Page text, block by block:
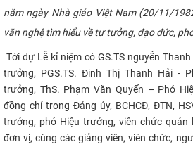
KHOA HỌC CÔNG NGHỆ
HTQT
CỰU NGƯỜI HỌC
năm ngày Nhà giáo Việt Nam (20/11/
văn nghệ tìm hiểu về tư tưởng, đạo đức,
Tới dự Lễ kỉ niệm có GS.TS nguyễn
trưởng, PGS.TS. Đinh Thị Thanh Hải -
trưởng, ThS. Phạm Văn Quyến – Phó
đồng chí trong Đảng ủy, BCHCĐ, ĐTN,
trưởng, phó Hiệu trưởng, viên chức quản
đơn vị, cùng các giảng viên, viên chức,